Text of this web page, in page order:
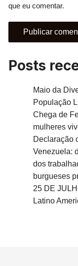
que eu comentar.
Posts
Maio da
População
Chega de
mulheres
Declaração
Venezuela:
dos
burgueses
25 DE
Latino